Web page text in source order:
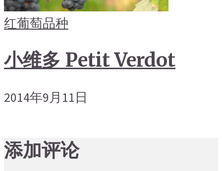
红葡萄品种
小维多 Petit Verdot
2014年9月11日
添加评论